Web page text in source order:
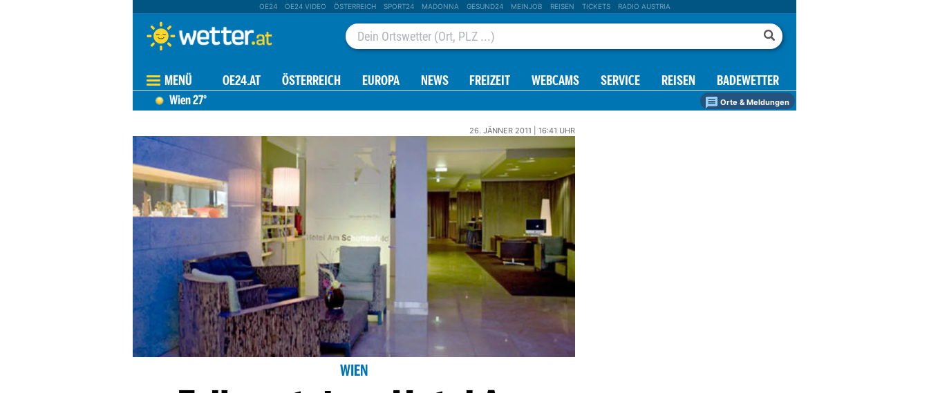
OE24 OE24 VIDEO ÖSTERREICH SPORT24 MADONNA GESUND24 MEINJOB REISEN TICKETS RADIO AUSTRIA
MENÜ OE24.AT ÖSTERREICH EUROPA NEWS FREIZEIT WEBCAMS SERVICE REISEN BADEWETTER
Wien27° Orte & Meldungen
26. JÄNNER 2011 | 16:41 UHR
WIEN